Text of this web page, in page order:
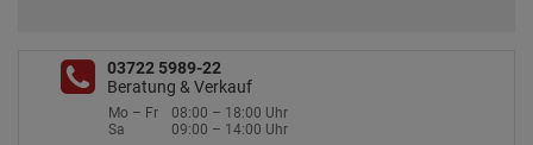
03722 5989-22
Beratung & Verkauf
Mo – Fr
08:00 – 18:00 Uhr
Sa
09:00 – 14:00 Uhr